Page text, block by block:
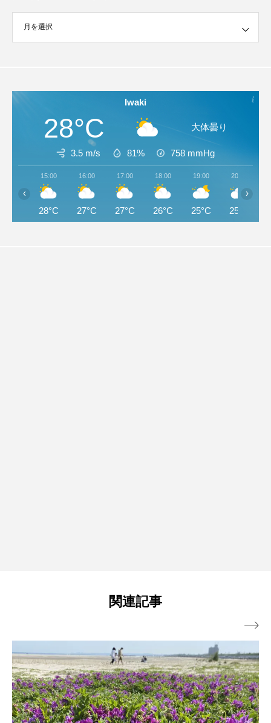
ブ
Iwaki
28°C 大体曇り
3.5 m/s 81% 758 mmHg
15:00
28°C
16:00
27°C
17:00
27°C
18:00
26°C
19:00
25°C
20:00
25°C
‹ ›
関連記事
